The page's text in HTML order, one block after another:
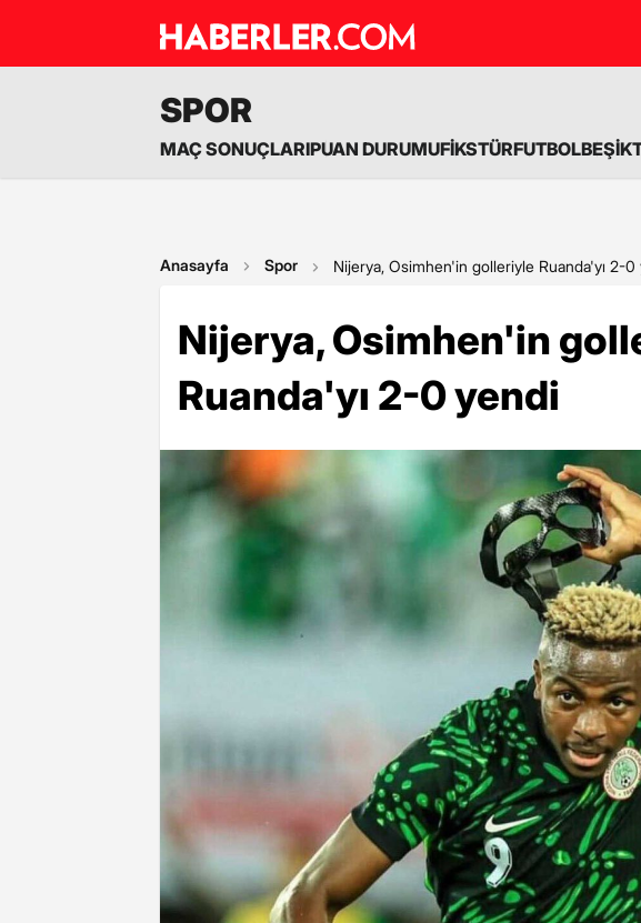
SPOR
MAÇ SONUÇLARIPUAN DURUMUFİKSTÜRFUTBOL
Anasayfa Spor Nijerya, Osimhen'in golleriyle Ruanda'yı 2-0
Nijerya, Osimhen'in
Ruanda'yı 2-0 yendi